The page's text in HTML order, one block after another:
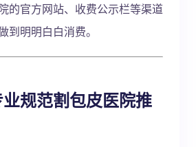
的官方网站、收费公示栏等渠道
到明明白白消费。
规范割包皮医院推